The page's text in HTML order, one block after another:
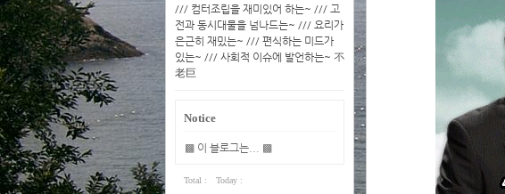
/// 컴터조립을 재미있어 하는~ /// 고
전과 동시대물을 넘나드는~ /// 요리가
은근히 재밌는~ /// 편식하는 미드가
있는~ /// 사회적 이슈에 발언하는~ 不
老巨
Notice
▩ 이 블로그는... ▩
Total : Today :